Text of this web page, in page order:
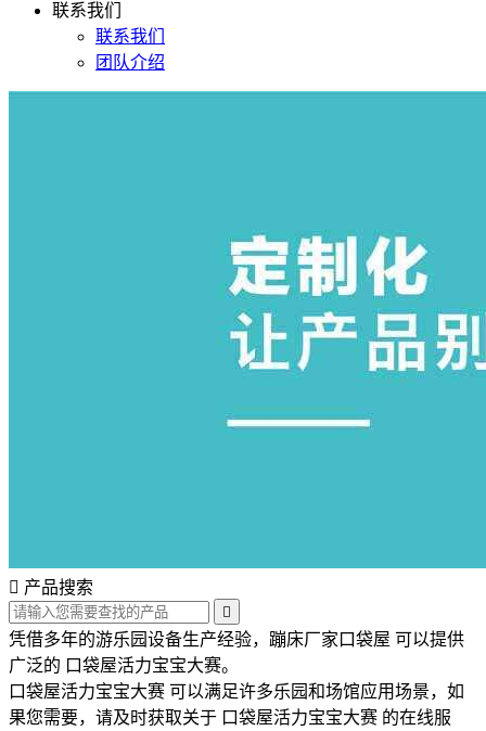
联系我们
联系我们
团队介绍
 产品搜索

凭借多年的游乐园设备生产经验，蹦床厂家口袋屋 可以提供
广泛的 口袋屋活力宝宝大赛。
口袋屋活力宝宝大赛 可以满足许多乐园和场馆应用场景，如
果您需要，请及时获取关于 口袋屋活力宝宝大赛 的在线服